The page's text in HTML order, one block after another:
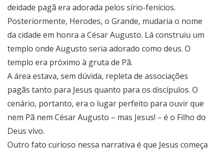
deidade pagã era adorada pelos sírio-fenícios.
Posteriormente, Herodes, o Grande, mudaria o nome
da cidade em honra a César Augusto. Lá construiu um
templo onde Augusto seria adorado como deus. O
templo era próximo à gruta de Pã.
A área estava, sem dúvida, repleta de associações
pagãs tanto para Jesus quanto para os discípulos. O
cenário, portanto, era o lugar perfeito para ouvir que
nem Pã nem César Augusto – mas Jesus! – é o Filho do
Deus vivo.
Outro fato curioso nessa narrativa é que Jesus começa